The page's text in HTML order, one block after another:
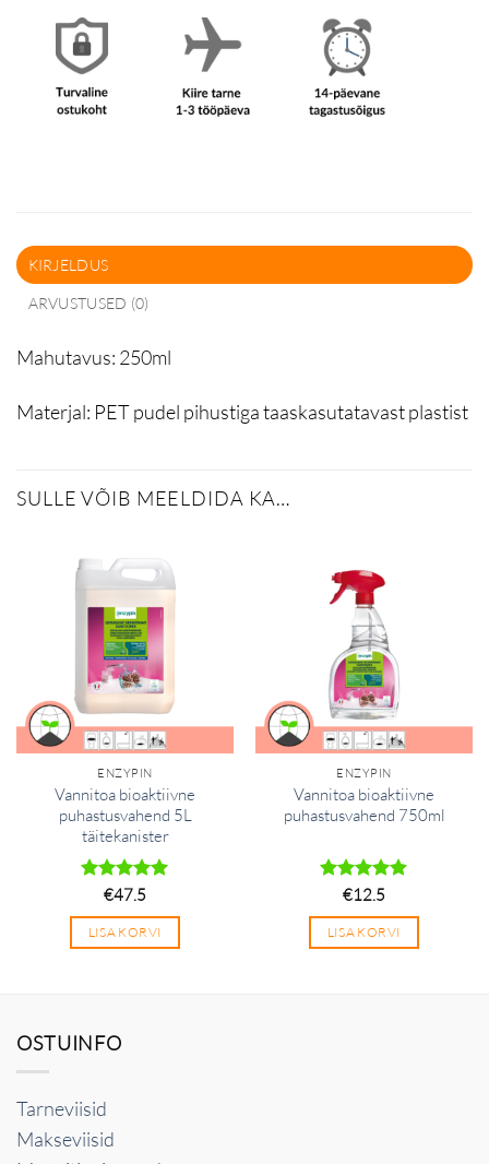
KIRJELDUS
ARVUSTUSED (0)
Mahutavus: 250ml
Materjal: PET pudel pihustiga taaskasutatavast plastist
SULLE VÕIB MEELDIDA KA…
ENZYPIN
Vannitoa bioaktiivne
puhastusvahend 5L
täitekanister
Hinnanguga
€47.5
LISA KORVI
ENZYPIN
Vannitoa bioaktiivne
puhastusvahend 750ml
Hinnanguga
€12.5
LISA KORVI
OSTUINFO
Tarneviisid
Makseviisid